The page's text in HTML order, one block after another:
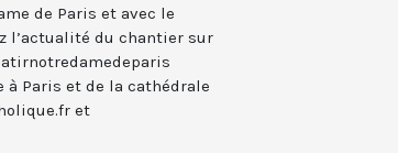
de Paris et avec le
l’actualité du chantier sur
à Paris et de la cathédrale
et